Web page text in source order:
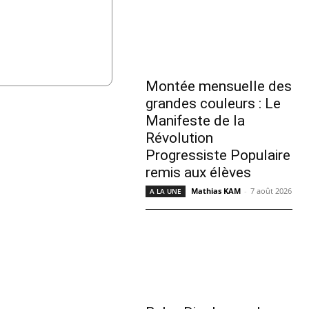
Montée mensuelle des
grandes couleurs : Le
Manifeste de la
Révolution
Progressiste Populaire
remis aux élèves
A LA UNE Mathias KAM - 7 août 2026